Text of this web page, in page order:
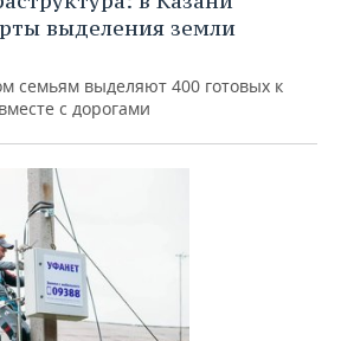
выделения земли
семьям выделяют 400 готовых к
с дорогами